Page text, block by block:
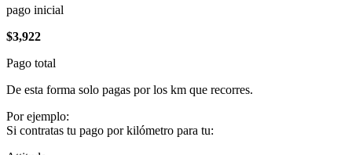
pago inicial
$3,922
Pago total
De esta forma solo pagas por los km que recorres.
Por ejemplo:
Si contratas tu pago por kilómetro para tu: